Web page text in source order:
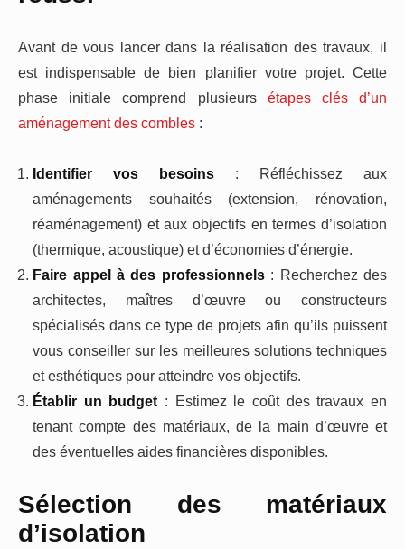
Avant de vous lancer dans la réalisation des travaux, il
est indispensable de bien planifier votre projet. Cette
phase initiale comprend plusieurs étapes clés d’un
aménagement des combles :
Identifier vos besoins : Réfléchissez aux
aménagements souhaités (extension, rénovation,
réaménagement) et aux objectifs en termes d’isolation
(thermique, acoustique) et d’économies d’énergie.
Faire appel à des professionnels: Recherchez des
architectes, maîtres d’œuvre ou constructeurs
spécialisés dans ce type de projets afin qu’ils puissent
vous conseiller sur les meilleures solutions techniques
et esthétiques pour atteindre vos objectifs.
Établir un budget : Estimez le coût des travaux en
tenant compte des matériaux, de la main d’œuvre et
des éventuelles aides financières disponibles.
Sélection des matériaux
d’isolation